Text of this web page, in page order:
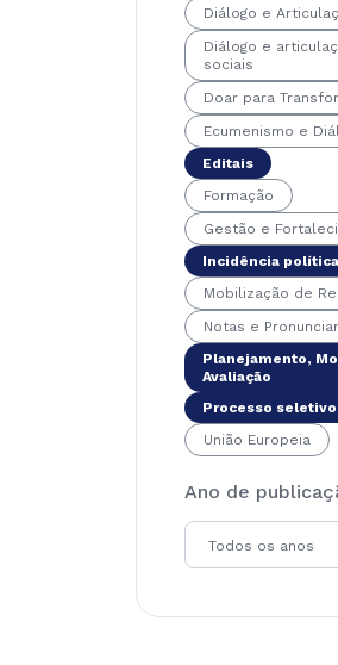
Diálogo e
Diálogo e
sociais
Doar para
Ecumenismo e
Editais
Formação
Gestão e
Incidência política
Mobilização de
Notas e
Planejamento,
Avaliação
Processo seletivo
União Europeia
Ano de